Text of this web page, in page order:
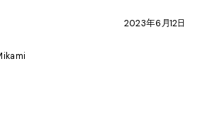
2023年6月12日